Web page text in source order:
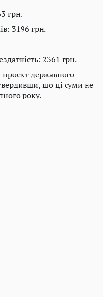
грн.
3196 грн.
2361 грн.
проект державного
що ці суми не
року.